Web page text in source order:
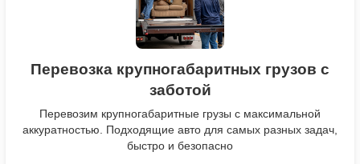
Перевозка крупногабаритных грузов с
заботой
Перевозим крупногабаритные грузы с максимальной
аккуратностью. Подходящие авто для самых разных задач,
быстро и безопасно